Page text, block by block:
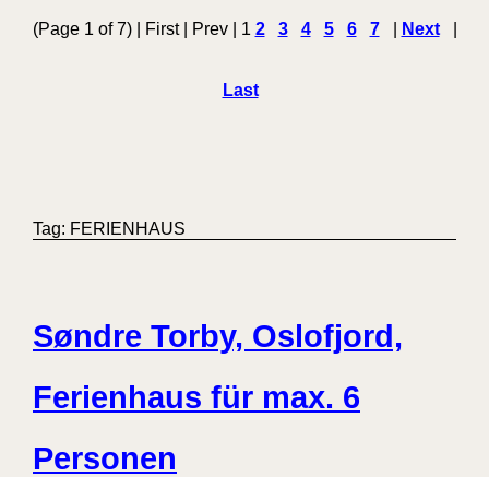
(Page 1 of 7) | First | Prev | 1 2 3 4 5 6 7 Next
Last
Tag: FERIENHAUS
Søndre Torby, Oslofjord,
Ferienhaus für max. 6
Personen